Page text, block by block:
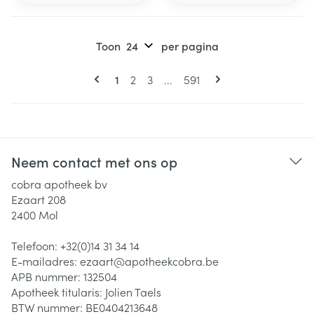
Pagina's
U lees momenteel pagina
1 Pagina
2 Pagina
3 ... Pagina
591
Toon per pagina
Neem contact met ons op
cobra apotheek bv
Ezaart 208
2400 Mol
Telefoon: +32(0)14 31 34 14
E-mailadres: ezaart@apotheekcobra.be
APB nummer: 132504
Apotheek titularis: Jolien Taels
BTW nummer: BE0404213648